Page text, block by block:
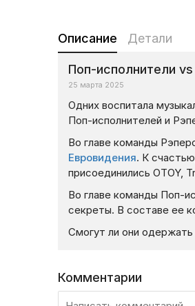
Описание Детали
Поп-исполнители
25 марта 2025
Одних воспитала
Поп-исполнителей и
Во главе команды
Евровидения. К
присоединились OTOY,
Во главе команды Поп-
секреты. В составе ее
Смогут ли они
Комментарии